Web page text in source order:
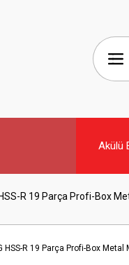
Akülü
R 19 Parça Profi-Box